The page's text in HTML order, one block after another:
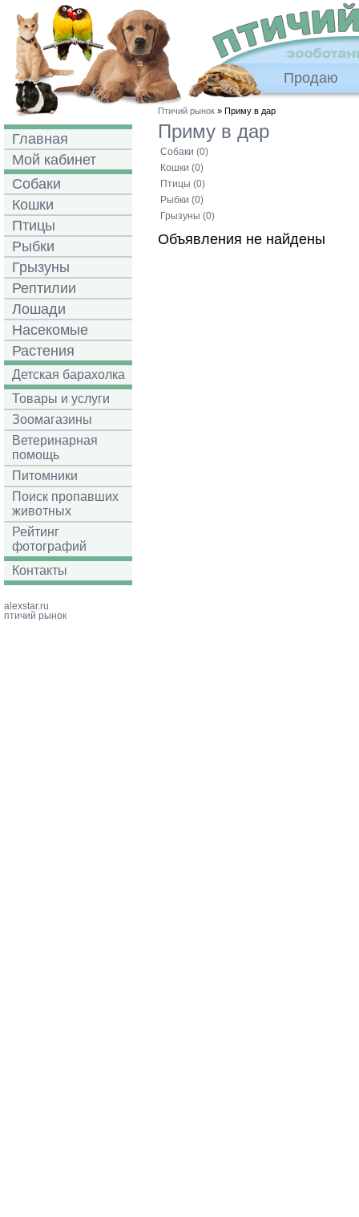
Продаю
Главная
Мой кабинет
Собаки
Кошки
Птицы
Рыбки
Грызуны
Рептилии
Лошади
Насекомые
Растения
Детская барахолка
Товары и услуги
Зоомагазины
Ветеринарная
помощь
Питомники
Поиск пропавших
животных
Рейтинг
фотографий
Контакты
Птичий рынок » Приму в дар
Приму в дар
Собаки (0)
Кошки (0)
Птицы (0)
Рыбки (0)
Грызуны (0)
Объявления не найдены
alexstar.ru
птичий рынок